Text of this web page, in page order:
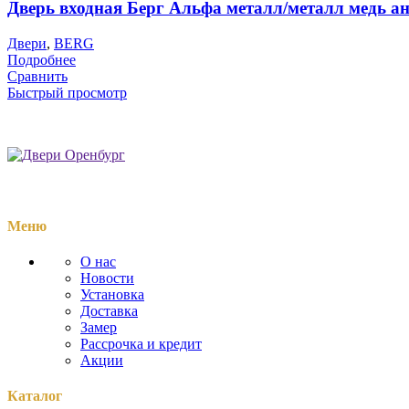
Дверь входная Берг Альфа металл/металл медь
Двери, BERG
Подробнее
Сравнить
Быстрый просмотр
Меню
О нас
Новости
Установка
Доставка
Замер
Рассрочка и кредит
Акции
Каталог